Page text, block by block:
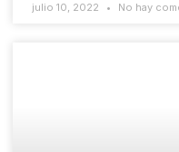
julio 10, 2022 No hay